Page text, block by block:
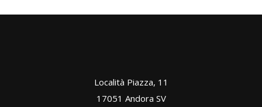
Località Piazza, 11
17051 Andora SV